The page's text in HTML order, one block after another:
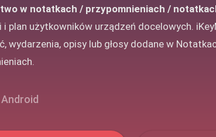
w notatkach / przypomnieniach /
i plan użytkowników urządzeń docelowych.
wydarzenia, opisy lub głosy dodane w
Android